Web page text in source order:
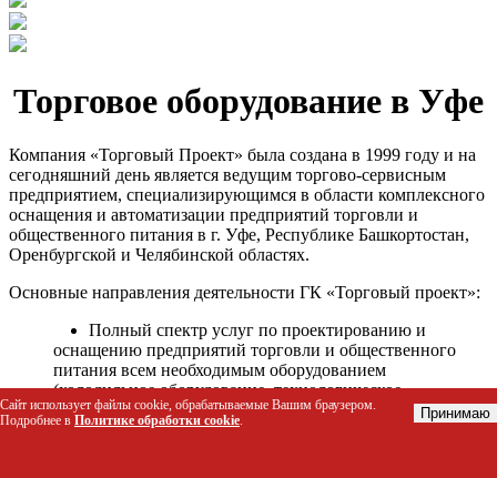
Торговое оборудование в Уфе
Компания «Торговый Проект» была создана в 1999 году и на
сегодняшний день является ведущим торгово-сервисным
предприятием, специализирующимся в области комплексного
оснащения и автоматизации предприятий торговли и
общественного питания в г. Уфе, Республике Башкортостан,
Оренбургской и Челябинской областях.
Основные направления деятельности ГК «Торговый проект»:
Полный спектр услуг по проектированию и
оснащению предприятий торговли и общественного
питания всем необходимым оборудованием
(холодильное оборудование, технологическое
оборудование, стеллажное оборудование и т.д.);
Автоматизация торговых процессов и внедрения
Сайт использует файлы cookie, обрабатываемые Вашим браузером.
Подробнее в Политике обработки cookie. Принимаю